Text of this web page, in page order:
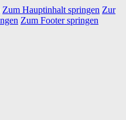
Zum Hauptinhalt springen Zur
Zum Footer springen